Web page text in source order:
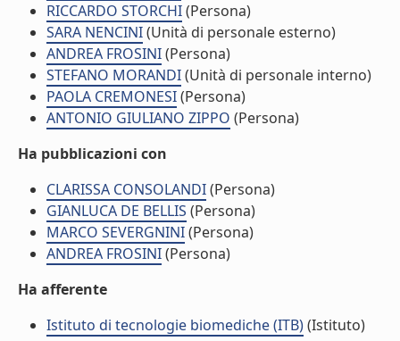
RICCARDO STORCHI(Persona)
SARA NENCINI(Unità di personale esterno)
ANDREA FROSINI(Persona)
STEFANO MORANDI(Unità di personale interno)
PAOLA CREMONESI(Persona)
ANTONIO GIULIANO ZIPPO (Persona)
Ha pubblicazioni con
CLARISSA CONSOLANDI(Persona)
GIANLUCA DE BELLIS (Persona)
MARCO SEVERGNINI(Persona)
ANDREA FROSINI(Persona)
Ha afferente
Istituto di tecnologie biomediche (ITB)(Istituto)